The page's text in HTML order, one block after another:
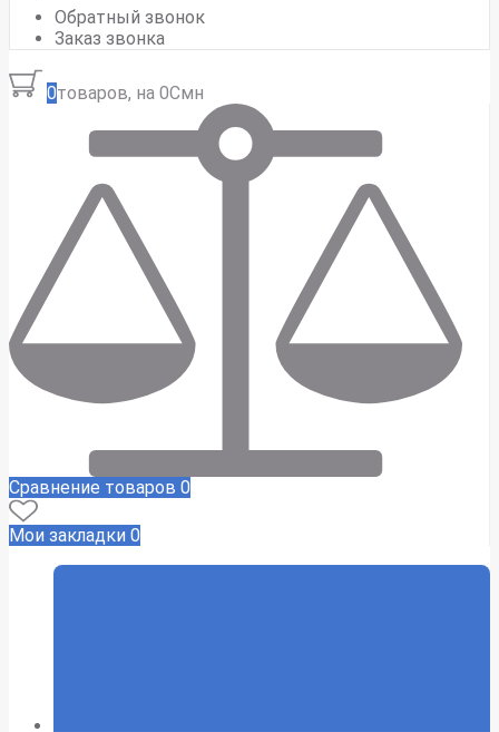
Обратный звонок
Заказ звонка
0товаров, на 0Смн
Сравнение товаров 0
Мои закладки 0